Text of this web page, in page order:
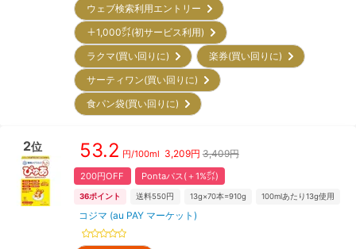
ウェブ検索利用エントリー
＋1,000㌽(初サービス利用)
ラクマ(買い回りに)
楽券(買い回りに)
サーティワン(買い回りに)
食パン袋(買い回りに)
2位 53.2 円/100ml 3,209円 3,409円
200円OFF Pontaパス(＋1%㌽)
36ポイント 送料550円 13g×70本=910g 100mlあたり13g使用
コジマ (au PAY マーケット)